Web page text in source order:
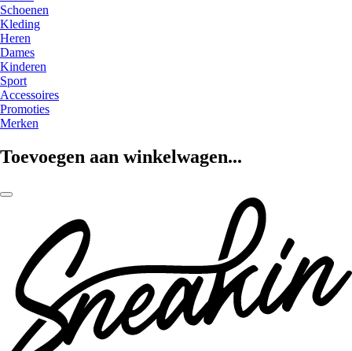
Schoenen
Kleding
Heren
Dames
Kinderen
Sport
Accessoires
Promoties
Merken
Toevoegen aan winkelwagen...